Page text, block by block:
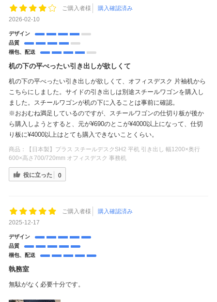
ご購入者様
購入確認済み
2026-02-10
デザイン
品質
梱包、配送
机の下の平べったい引き出しが欲しくて
机の下の平べったい引き出しが欲しくて、オフィスデスク 片袖机から
こちらにしました。サイドの引き出しは別途スチールワゴンを購入し
ました。スチールワゴンが机の下に入ることは事前に確認。
※おおむね満足しているのですが、スチールワゴンの仕切り板が後か
ら購入しようとすると、元が¥690のとこが¥4000以上になって、仕切
り板に¥4000以上はとても購入できないことくらい。
商品：
【日本製】プラス スチールデスクSH2 平机 引き出し 幅1200×奥行
600×高さ700/720mm オフィスデスク 事務机
役に立った 0
ご購入者様
購入確認済み
2025-12-17
デザイン
品質
梱包、配送
執務室
無駄がなく必要十分です。